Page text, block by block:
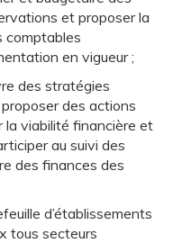
et proposer la
comptables
en vigueur ;
des stratégies
des actions
la viabilité financière et
au suivi des
des finances des
d’établissements
tous secteurs